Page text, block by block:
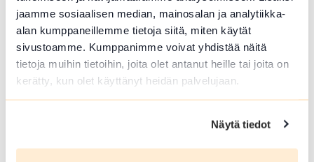
jaamme sosiaalisen median, mainosalan ja analytiikka-
alan kumppaneillemme tietoja siitä, miten käytät
sivustoamme. Kumppanimme voivat yhdistää näitä
tietoja muihin tietoihin, joita olet antanut heille tai joita on
kerätty, kun olet käyttänyt heidän palvelujaan.
Näytä tiedot
Tammelassa
Retkiä mestämaastoon ja ruokailua nuotiolla.
Marjojen ja Sienten poimintaa,ongintaa,...
Lue lisää tuotteesta Metsä ja Luonto-opas Lopella ja